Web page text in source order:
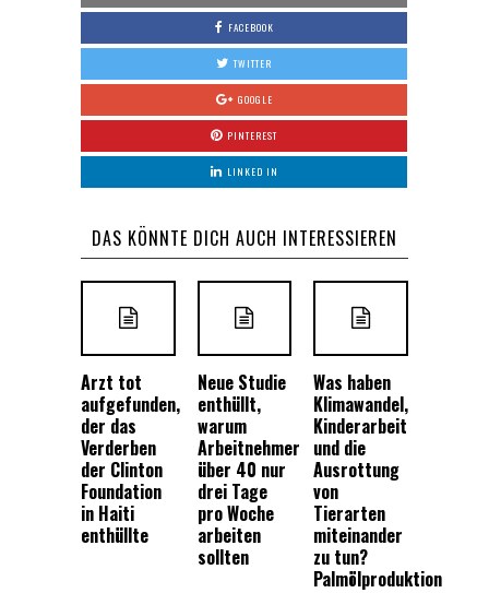
FACEBOOK
TWITTER
GOOGLE
PINTEREST
LINKED IN
DAS KÖNNTE DICH AUCH INTERESSIEREN
Arzt tot
aufgefunden,
der das
Verderben
der Clinton
Foundation
in Haiti
enthüllte
Neue Studie
enthüllt,
warum
Arbeitnehmer
über 40 nur
drei Tage
pro Woche
arbeiten
sollten
Was haben
Klimawandel,
Kinderarbeit
und die
Ausrottung
von
Tierarten
miteinander
zu tun?
Palmölproduktion